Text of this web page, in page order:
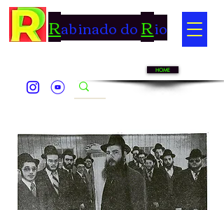
Rabinado doRio
HOME